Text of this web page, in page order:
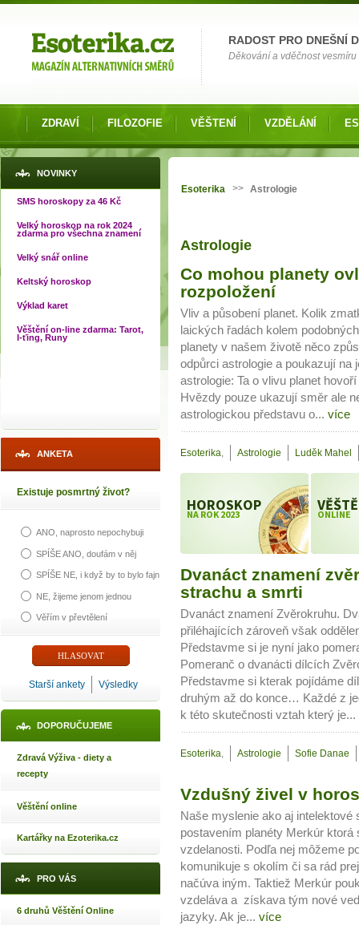
RADOST PRO DNEŠNÍ
Děkování a vděčnost
ZDRAVÍ FILOZOFIE VĚŠTENÍ VZDĚLÁNÍ
NOVINKY
SMS horoskopy za 46 Kč
Velký horoskop na rok 2024
zdarma pro všechna znamení
Velký snář online
Keltský horoskop
Výklad karet
Věštění on-line zdarma: Tarot,
I-ťing, Runy
ANKETA
Existuje posmrtný život?
ANO, naprosto nepochybuji
SPÍŠE ANO, doufám v něj
SPÍŠE NE, i když by to bylo fajn
NE, žijeme jenom jednou
Věřím v převtělení
Starší ankety Výsledky
DOPORUČUJEME
Zdravá Výživa - diety a
recepty
Věštění online
Kartářky na Ezoterika.cz
PRO VÁS
6 druhů Věštění Online
Esoterika >> Astrologie
Astrologie
Co mohou planety
rozpoložení
Vliv a působení planet. Kolik
laických řadách kolem
planety v našem životě něco
odpůrci astrologie a poukazují
astrologie: Ta o vlivu planet
Hvězdy pouze ukazují směr ale
astrologickou představu o... více
Esoterika, Astrologie Luděk Mahel
HOROSKOP
NA ROK 2023 ONLINE
Dvanáct znamení
strachu a smrti
Dvanáct znamení Zvěrokruhu.
přiléhajících zároveň však
Představme si je nyní jako
Pomeranč o dvanácti dílcích
Představme si kterak pojídáme
druhým až do konce… Každé z
k této skutečnosti vztah který je...
Esoterika, Astrologie Sofie Danae
Vzdušný živel v
Naše myslenie ako aj
postavením planéty Merkúr ktorá
vzdelanosti. Podľa nej môžeme
komunikuje s okolím či sa rád
načúva iným. Taktiež Merkúr
vzdeláva a získava tým nové
jazyky. Ak je... více